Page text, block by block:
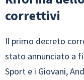
correttivi
Il primo decreto
stato annunciato a
Sport e i Giovani,